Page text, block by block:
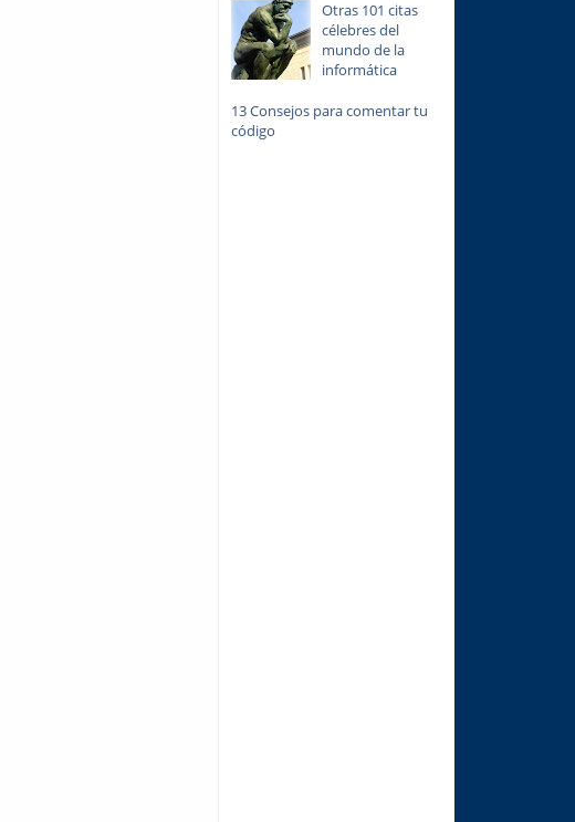
Otras 101 citas
célebres del
mundo de la
informática
13 Consejos para comentar tu
código